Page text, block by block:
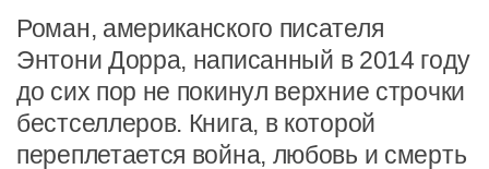
Роман, американского писателя
Энтони Дорра, написанный в 2014 году
до сих пор не покинул верхние строчки
бестселлеров. Книга, в которой
переплетается война, любовь и смерть